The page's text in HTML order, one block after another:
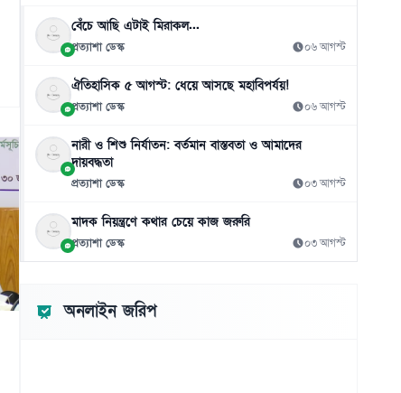
বেঁচে আছি এটাই মিরাকল...
প্রত্যাশা ডেস্ক ০৬ আগস্ট
ঐতিহাসিক ৫ আগস্ট: ধেয়ে আসছে মহাবিপর্যয়!
প্রত্যাশা ডেস্ক ০৬ আগস্ট
নারী ও শিশু নির্যাতন: বর্তমান বাস্তবতা ও আমাদের
দায়বদ্ধতা
প্রত্যাশা ডেস্ক ০৩ আগস্ট
মাদক নিয়ন্ত্রণে কথার চেয়ে কাজ জরুরি
প্রত্যাশা ডেস্ক ০৩ আগস্ট
অনলাইন জরিপ